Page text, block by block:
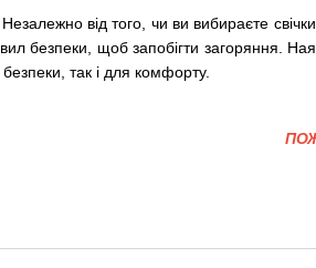
від того, чи ви вибираєте свічки,
безпеки, щоб запобігти загоряння.
так і для комфорту.